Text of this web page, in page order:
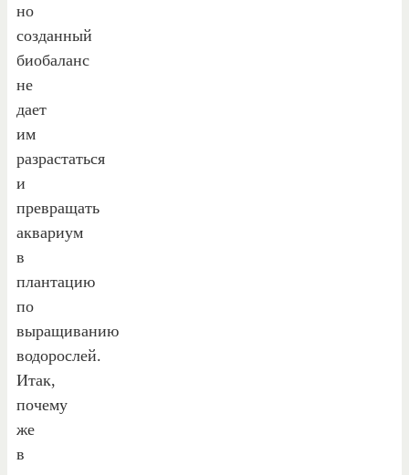
но
созданный
биобаланс
не
дает
им
разрастаться
и
превращать
аквариум
в
плантацию
по
выращиванию
водорослей.
Итак,
почему
же
в